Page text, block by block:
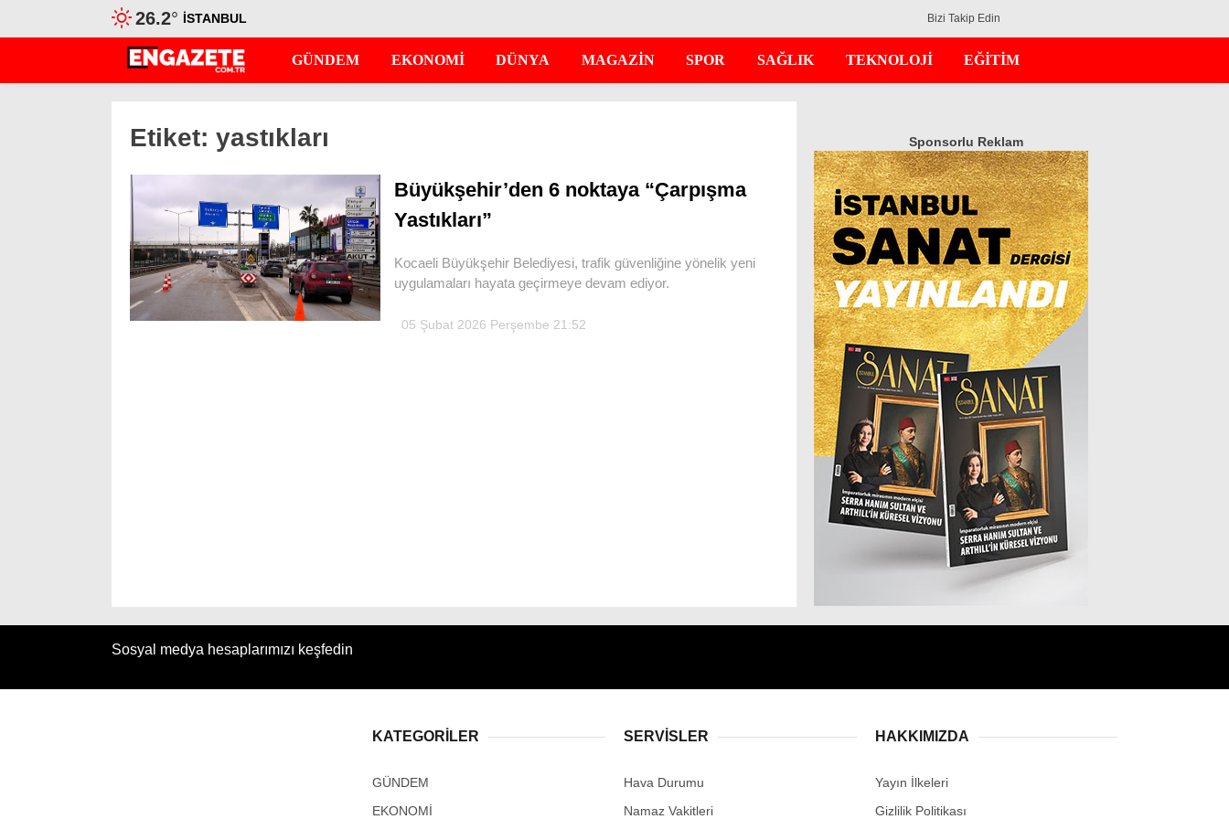
GÜNDEM
EKONOMİ
DÜNYA
MAGAZİN
SPOR
SAĞLIK
TEKNOLOJİ
EĞİTİM
26.2° İSTANBUL Bizi Takip Edin
GÜNDEM EKONOMİ DÜNYA MAGAZİN SPOR SAĞLIK TEKNOLOJİ EĞİTİM
Etiket: yastıkları
Büyükşehir’den 6 noktaya “Çarpışma
Yastıkları”
Kocaeli Büyükşehir Belediyesi, trafik güvenliğine yönelik yeni
uygulamaları hayata geçirmeye devam ediyor.
05 Şubat 2026 Perşembe 21:52
Sponsorlu Reklam
Sosyal medya hesaplarımızı keşfedin
KATEGORİLER
GÜNDEM
EKONOMİ
SERVİSLER
Hava Durumu
Namaz Vakitleri
HAKKIMIZDA
Yayın İlkeleri
Gizlilik Politikası